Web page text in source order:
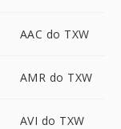
AAC do TXW
AMR do TXW
AVI do TXW